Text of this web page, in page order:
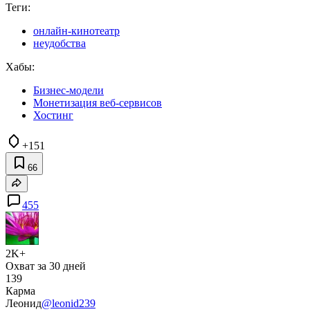
Теги:
онлайн-кинотеатр
неудобства
Хабы:
Бизнес-модели
Монетизация веб-сервисов
Хостинг
+151
66
455
2K+
Охват за 30 дней
139
Карма
Леонид@leonid239